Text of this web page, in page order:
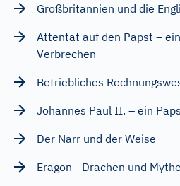
Großbritannien und die
Attentat auf den Papst –
Verbrechen
Betriebliches
Johannes Paul II. – ein
Der Narr und der Weise
Eragon - Drachen und